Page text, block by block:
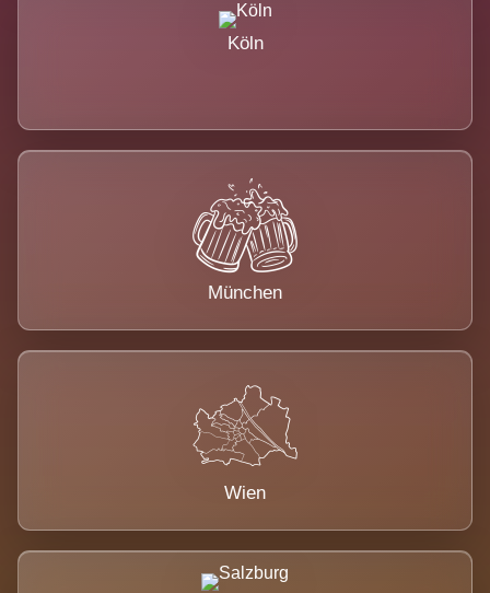
Köln
München
Wien